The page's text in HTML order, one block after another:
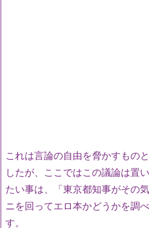
これは言論の自由を脅かすもの
したが、ここではこの議論は置
たい事は、「東京都知事がその
ニを回ってエロ本かどうかを調
す。